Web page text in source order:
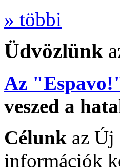
» többi
Üdvözlünk
Az
veszed a
Célunk az Új
információk